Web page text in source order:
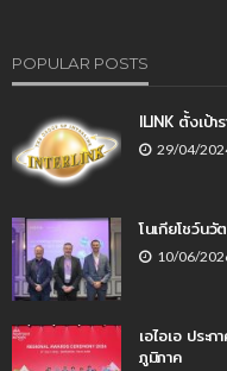
POPULAR POSTS
ILINK ตั้งเป้
29/04/
โนเกียโชว์น
10/06/
เอไอเอ ปร
ภูมิภาค